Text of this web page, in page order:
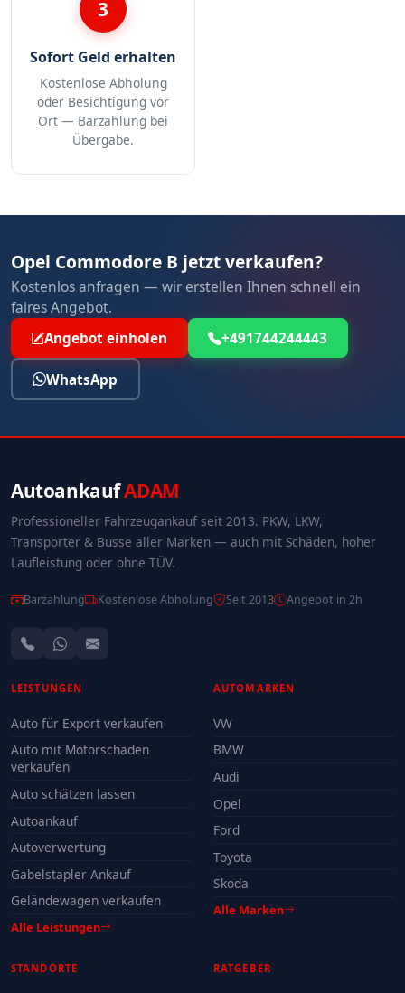
3
Sofort Geld erhalten
Kostenlose Abholung
oder Besichtigung vor
Ort — Barzahlung bei
Übergabe.
Opel Commodore B jetzt verkaufen?
Kostenlos anfragen — wir erstellen Ihnen schnell ein
faires Angebot.
Angebot einholen +491744244443
WhatsApp
AutoankaufADAM
Professioneller Fahrzeugankauf seit 2013. PKW, LKW,
Transporter & Busse aller Marken — auch mit Schäden, hoher
Laufleistung oder ohne TÜV.
Barzahlung Kostenlose Abholung Seit 2013 Angebot in 2h
LEISTUNGEN
Auto für Export verkaufen
Auto mit Motorschaden
verkaufen
Auto schätzen lassen
Autoankauf
Autoverwertung
Gabelstapler Ankauf
Geländewagen verkaufen
Alle Leistungen
AUTOMARKEN
VW
BMW
Audi
Opel
Ford
Toyota
Skoda
Alle Marken
STANDORTE RATGEBER